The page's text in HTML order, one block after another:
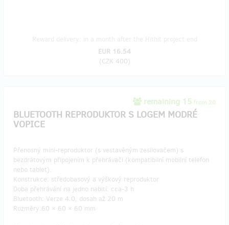
EUR 16.54
(CZK 400)
remaining 15 from 20
BLUETOOTH REPRODUKTOR S LOGEM MODRÉ
VOPICE
Přenosný mini-reproduktor (s vestavěným zesilovačem) s
bezdrátovým připojením k přehrávači (kompatibilní mobilní telefon
nebo tablet).
Konstrukce: středobasový a výškový reproduktor
Doba přehrávání na jedno nabití: cca-3 h
Bluetooth: Verze 4.0, dosah až 20 m
Rozměry:60 × 60 × 60 mm